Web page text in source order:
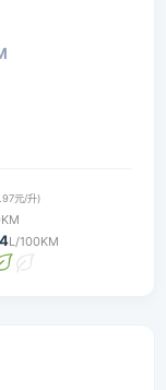
元/升)
L/100KM